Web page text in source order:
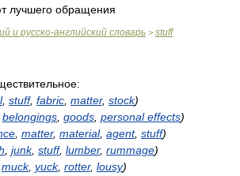
лучшего обращения
и русско-английский словарь > stuff
, stuff, fabric matter, stock)
belongings goods personal effects)
matter, material, agent, stuff)
junk, stuff, lumber, rummage)
muck, yuck, rotter, lousy)